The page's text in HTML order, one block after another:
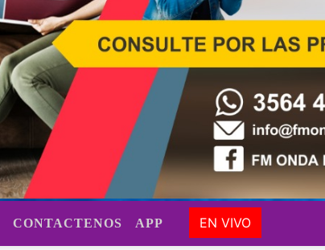
CONTACTENOS APP EN VIVO